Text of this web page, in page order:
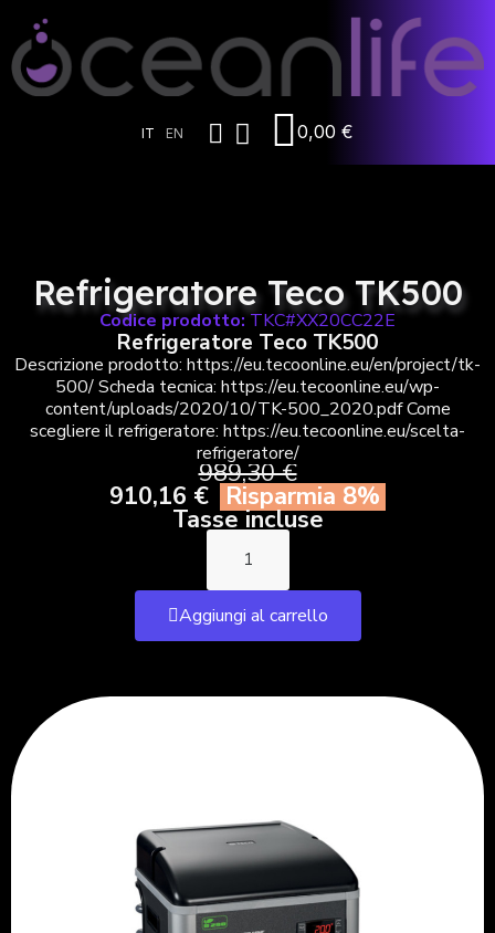
IT EN 0,00 €
Refrigeratore Teco TK500
Codice prodotto: TKC#XX20CC22E
Refrigeratore Teco TK500
Descrizione prodotto: https://eu.tecoonline.eu/en/project/tk-
500/ Scheda tecnica: https://eu.tecoonline.eu/wp-
content/uploads/2020/10/TK-500_2020.pdf Come
scegliere il refrigeratore: https://eu.tecoonline.eu/scelta-
refrigeratore/
989,30 €
910,16 € Risparmia 8%
Tasse incluse
Aggiungi al carrello